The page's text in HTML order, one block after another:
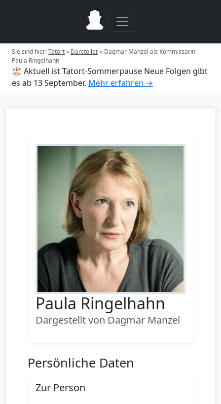
Sie sind hier:Tatort» Darsteller» Dagmar Manzel als Kommissarin
Paula Ringelhahn
🏖️ Aktuell ist Tatort-Sommerpause Neue Folgen gibt
es ab 13 September. Mehr erfahren →
Paula Ringelhahn
Dargestellt von Dagmar Manzel
Persönliche Daten
Zur Person